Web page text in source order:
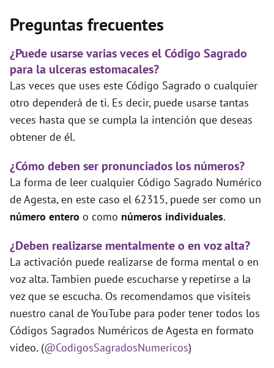
Preguntas frecuentes
¿Puede usarse varias veces el Código Sagrado
para la ulceras estomacales?
Las veces que uses este Código Sagrado o cualquier
otro dependerá de ti. Es decir, puede usarse tantas
veces hasta que se cumpla la intención que deseas
obtener de él.
¿Cómo deben ser pronunciados los números?
La forma de leer cualquier Código Sagrado Numérico
de Agesta, en este caso el 62315, puede ser como un
número entero o como números individuales.
¿Deben realizarse mentalmente o en voz alta?
La activación puede realizarse de forma mental o en
voz alta. Tambien puede escucharse y repetirse a la
vez que se escucha. Os recomendamos que visiteis
nuestro canal de YouTube para poder tener todos los
Códigos Sagrados Numéricos de Agesta en formato
video. (@CodigosSagradosNumericos)